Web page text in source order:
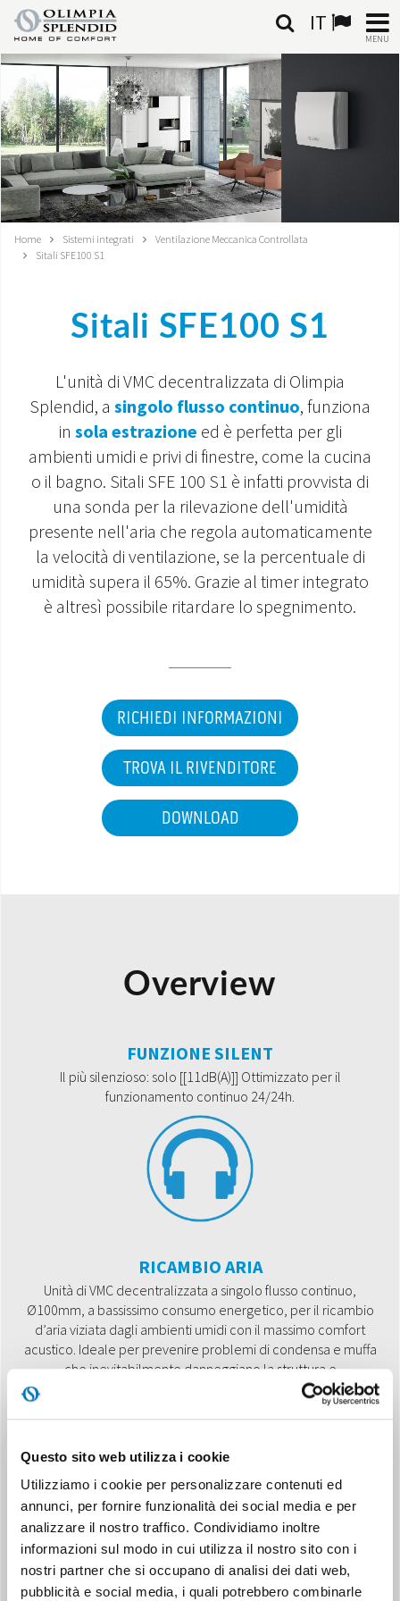
Questo sito web utilizza i cookie
Utilizziamo i cookie per personalizzare contenuti ed
annunci, per fornire funzionalità dei social media e per
analizzare il nostro traffico. Condividiamo inoltre
informazioni sul modo in cui utilizza il nostro sito con i
nostri partner che si occupano di analisi dei dati web,
pubblicità e social media, i quali potrebbero combinarle
IT
MENU
HOME
CLIMATIZZAZIONE
RISCALDAMENTO
TRATTAMENTO ARIA
CONTATTI
MONDO OS
INCENTIVI E DETRAZIONI
CENTRI ASSISTENZA E RICAMBI
AREA DOWNLOAD
Home Sistemi integrati
Ventilazione Meccanica Controllata
Sitali SFE100 S1
Sitali SFE100 S1
L'unità di VMC decentralizzata di Olimpia
Splendid, a singolo flusso continuo, funziona
in sola estrazione ed è perfetta per gli
ambienti umidi e privi di finestre, come la cucina
o il bagno. Sitali SFE 100 S1 è infatti provvista di
una sonda per la rilevazione dell'umidità
presente nell'aria che regola automaticamente
la velocità di ventilazione, se la percentuale di
umidità supera il 65%. Grazie al timer integrato
è altresì possibile ritardare lo spegnimento.
RICHIEDI INFORMAZIONI
TROVA IL RIVENDITORE
DOWNLOAD
Overview
FUNZIONE SILENT
Il più silenzioso: solo [[11dB(A)]] Ottimizzato per il
funzionamento continuo 24/24h.
RICAMBIO ARIA
Unità di VMC decentralizzata a singolo flusso continuo,
Ø100mm, a bassissimo consumo energetico, per il ricambio
d’aria viziata dagli ambienti umidi con il massimo comfort
acustico. Ideale per prevenire problemi di condensa e muffa
che inevitabilmente danneggiano la struttura e
compromettono la salute degli occupanti.
RILEVAZIONE UMIDITÀ
L’unità è provvista di circuito con sonda di rilevazione umidità,